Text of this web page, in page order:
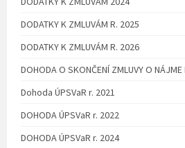
DODATKY K ZMLUVÁM R. 2025
DODATKY K ZMLUVÁM R. 2026
DOHODA O SKONČENÍ ZMLUVY O NÁJME
Dohoda ÚPSVaR r. 2021
DOHODA ÚPSVaR r. 2022
DOHODA ÚPSVaR r. 2024